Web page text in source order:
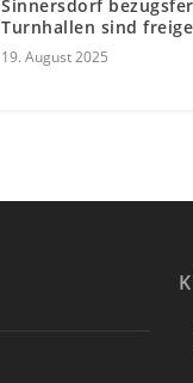
Sinnersdorf
Turnhallen sind
19. August 2025